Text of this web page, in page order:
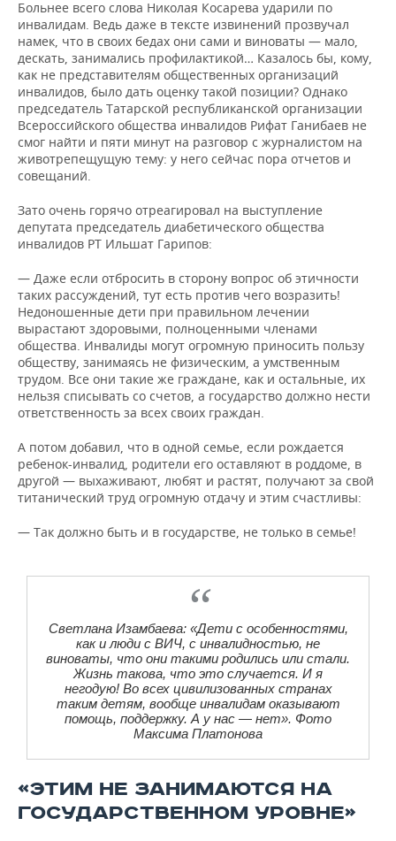
Больнее всего слова Николая Косарева ударили по
инвалидам. Ведь даже в тексте извинений прозвучал
намек, что в своих бедах они сами и виноваты — мало,
дескать, занимались профилактикой… Казалось бы, кому,
как не представителям общественных организаций
инвалидов, было дать оценку такой позиции? Однако
председатель Татарской республиканской организации
Всероссийского общества инвалидов Рифат Ганибаев не
смог найти и пяти минут на разговор с журналистом на
животрепещущую тему: у него сейчас пора отчетов и
совещаний.
Зато очень горячо отреагировал на выступление
депутата председатель диабетического общества
инвалидов РТ Ильшат Гарипов:
— Даже если отбросить в сторону вопрос об этичности
таких рассуждений, тут есть против чего возразить!
Недоношенные дети при правильном лечении
вырастают здоровыми, полноценными членами
общества. Инвалиды могут огромную приносить пользу
обществу, занимаясь не физическим, а умственным
трудом. Все они такие же граждане, как и остальные, их
нельзя списывать со счетов, а государство должно нести
ответственность за всех своих граждан.
А потом добавил, что в одной семье, если рождается
ребенок-инвалид, родители его оставляют в роддоме, в
другой — выхаживают, любят и растят, получают за свой
титанический труд огромную отдачу и этим счастливы:
— Так должно быть и в государстве, не только в семье!
Светлана Изамбаева: «Дети с особенностями,
как и люди с ВИЧ, с инвалидностью, не
виноваты, что они такими родились или стали.
Жизнь такова, что это случается. И я
негодую! Во всех цивилизованных странах
таким детям, вообще инвалидам оказывают
помощь, поддержку. А у нас — нет». Фото
Максима Платонова
«ЭТИМ НЕ ЗАНИМАЮТСЯ НА
ГОСУДАРСТВЕННОМ УРОВНЕ»